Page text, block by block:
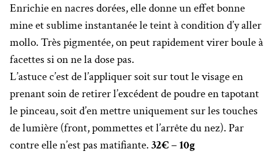
Enrichie en nacres dorées, elle donne un effet bonne
mine et sublime instantanée le teint à condition d’y aller
mollo. Très pigmentée, on peut rapidement virer boule à
facettes si on ne la dose pas.
L’astuce c’est de l’appliquer soit sur tout le visage en
prenant soin de retirer l’excédent de poudre en tapotant
le pinceau, soit d’en mettre uniquement sur les touches
de lumière (front, pommettes et l’arrête du nez). Par
contre elle n’est pas matifiante.32€ – 10g